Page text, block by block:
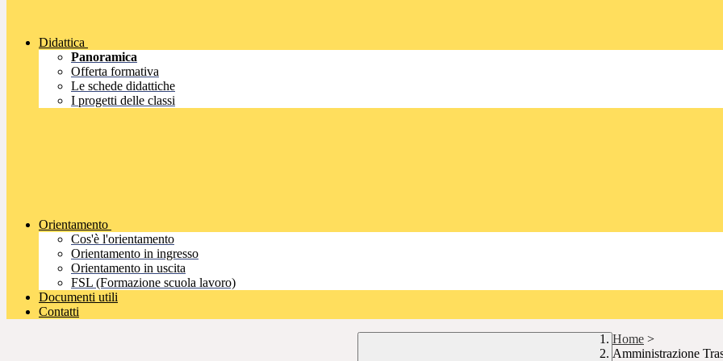
Didattica
Panoramica
Offerta formativa
Le schede didattiche
I progetti delle classi
Orientamento
Cos'è l'orientamento
Orientamento in ingresso
Orientamento in uscita
FSL (Formazione scuola lavoro)
Documenti utili
Contatti
Home >
Amministrazione